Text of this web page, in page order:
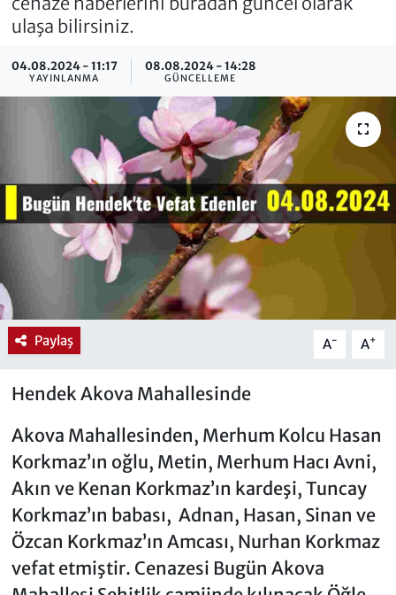
ulaşa bilirsiniz.
04.08.2024 - 11:17
YAYINLANMA
08.08.2024 - 14:28
GÜNCELLEME
Paylaş A- A+
Hendek Akova Mahallesinde
Akova Mahallesinden, Merhum Kolcu Hasan
Korkmaz’ın oğlu, Metin, Merhum Hacı Avni,
Akın ve Kenan Korkmaz’ın kardeşi, Tuncay
Korkmaz’ın babası, Adnan, Hasan, Sinan ve
Özcan Korkmaz’ın Amcası, Nurhan Korkmaz
vefat etmiştir. Cenazesi Bugün Akova